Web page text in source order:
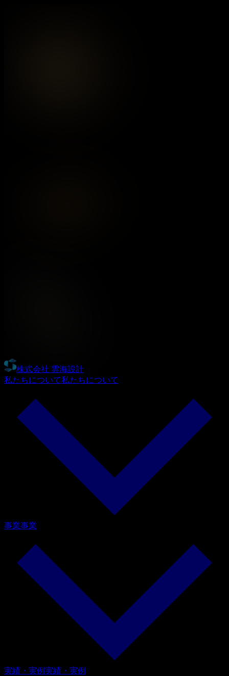
株式会社 雲海設計
私たちについて私たちについて
事業事業
実績・実例実績・実例